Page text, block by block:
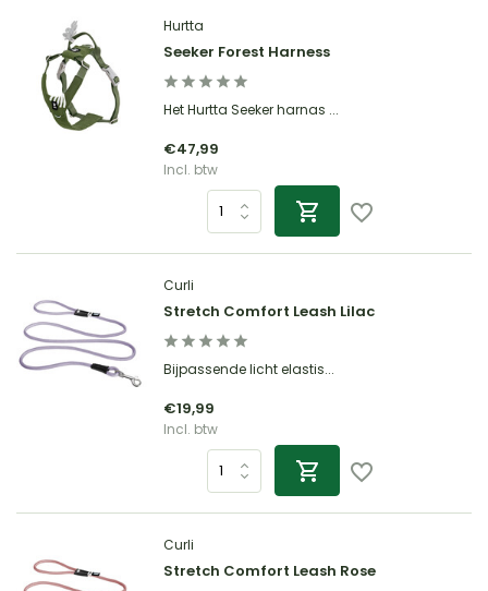
Hurtta
Seeker Forest Harness
Het Hurtta Seeker harnas ...
€47,99
Incl. btw
Curli
Stretch Comfort Leash Lilac
Bijpassende licht elastis...
€19,99
Incl. btw
Curli
Stretch Comfort Leash Rose